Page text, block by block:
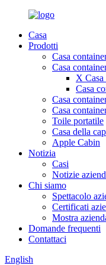
Casa
Prodotti
Casa
Casa
X
Casa
Casa
Casa
Toile portatile
Casa della
Apple Cabin
Notizia
Casi
Notizie
Chi siamo
Spettacolo
Certificati
Mostra
Domande frequenti
Contattaci
English